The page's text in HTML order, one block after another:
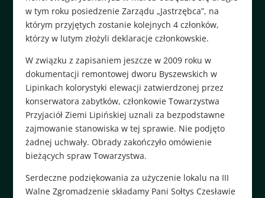
w tym roku posiedzenie Zarządu „Jastrzębca”, na
którym przyjętych zostanie kolejnych 4 członków,
którzy w lutym złożyli deklaracje członkowskie.
W związku z zapisaniem jeszcze w 2009 roku w
dokumentacji remontowej dworu Byszewskich w
Lipinkach kolorystyki elewacji zatwierdzonej przez
konserwatora zabytków, członkowie Towarzystwa
Przyjaciół Ziemi Lipińskiej uznali za bezpodstawne
zajmowanie stanowiska w tej sprawie. Nie podjęto
żadnej uchwały. Obrady zakończyło omówienie
bieżących spraw Towarzystwa.
Serdeczne podziękowania za użyczenie lokalu na III
Walne Zgromadzenie składamy Pani Sołtys Czesławie